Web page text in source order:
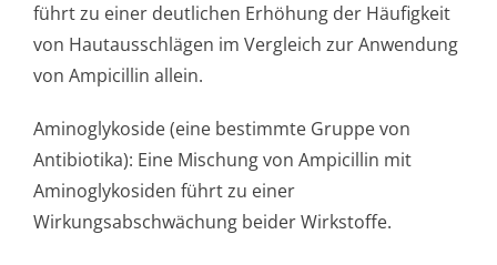
führt zu einer deutlichen Erhöhung der Häufigkeit
von Hautausschlägen im Vergleich zur Anwendung
von Ampicillin allein.
Aminoglykoside (eine bestimmte Gruppe von
Antibiotika): Eine Mischung von Ampicillin mit
Aminoglykosiden führt zu einer
Wirkungsabschwächung beider Wirkstoffe.